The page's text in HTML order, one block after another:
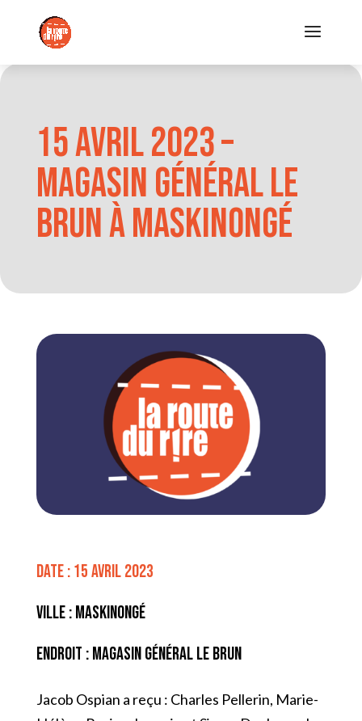
15 avril 2023 –
Magasin Général Le
Brun à Maskinongé
Date : 15 avril 2023
Ville : Maskinongé
Endroit : Magasin Général Le Brun
Jacob Ospian a reçu : Charles Pellerin, Marie-